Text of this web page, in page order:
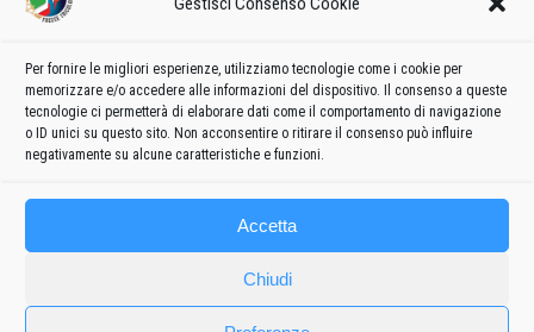
Per fornire le migliori esperienze, utilizziamo tecnologie come i cookie per
memorizzare e/o accedere alle informazioni del dispositivo. Il consenso a queste
tecnologie ci permetterà di elaborare dati come il comportamento di navigazione
o ID unici su questo sito. Non acconsentire o ritirare il consenso può influire
negativamente su alcune caratteristiche e funzioni.
Accetta
Chiudi
giorno prima dell’esibizione acrobatica dei 10 Pony sul cielo
delle Saline. Nei giorni scorsi, intanto, le Frecce Tricolori
hanno sorvolato il cielo del nord Sardegna…